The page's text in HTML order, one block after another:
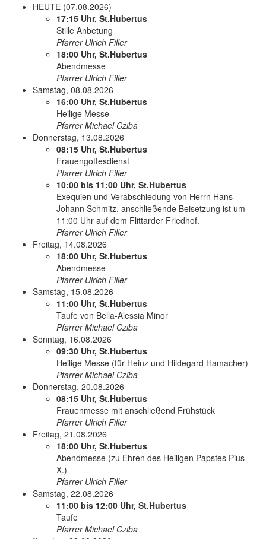
HEUTE (07.08.2026)
17:15 Uhr, St.Hubertus
Stille Anbetung
Pfarrer Ulrich Filler
18:00 Uhr, St.Hubertus
Abendmesse
Pfarrer Ulrich Filler
Samstag, 08.08.2026
16:00 Uhr, St.Hubertus
Heilige Messe
Pfarrer Michael Cziba
Donnerstag, 13.08.2026
08:15 Uhr, St.Hubertus
Frauengottesdienst
Pfarrer Ulrich Filler
10:00 bis 11:00 Uhr, St.Hubertus
Exequien und Verabschiedung von Herrn Hans
Johann Schmitz, anschließende Beisetzung ist um
11:00 Uhr auf dem Flittarder Friedhof.
Pfarrer Ulrich Filler
Freitag, 14.08.2026
18:00 Uhr, St.Hubertus
Abendmesse
Pfarrer Ulrich Filler
Samstag, 15.08.2026
11:00 Uhr, St.Hubertus
Taufe von Bella-Alessia Minor
Pfarrer Michael Cziba
Sonntag, 16.08.2026
09:30 Uhr, St.Hubertus
Heilige Messe (für Heinz und Hildegard Hamacher)
Pfarrer Michael Cziba
Donnerstag, 20.08.2026
08:15 Uhr, St.Hubertus
Frauenmesse mit anschließend Frühstück
Pfarrer Ulrich Filler
Freitag, 21.08.2026
18:00 Uhr, St.Hubertus
Abendmesse (zu Ehren des Heiligen Papstes Pius
X.)
Pfarrer Ulrich Filler
Samstag, 22.08.2026
11:00 bis 12:00 Uhr, St.Hubertus
Taufe
Pfarrer Michael Cziba